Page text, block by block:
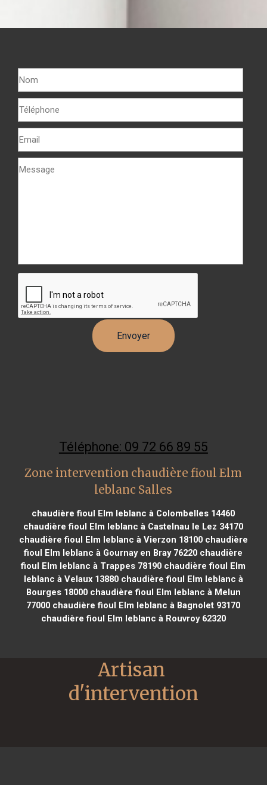
Téléphone: 09 72 66 89 55
Zone intervention chaudière fioul Elm
leblanc Salles
chaudière fioul Elm leblanc à Colombelles 14460
chaudière fioul Elm leblanc à Castelnau le Lez 34170
chaudière fioul Elm leblanc à Vierzon 18100chaudière
fioul Elm leblanc à Gournay en Bray 76220 chaudière
fioul Elm leblanc à Trappes 78190 chaudière fioul Elm
leblanc à Velaux 13880chaudière fioul Elm leblanc à
Bourges 18000chaudière fioul Elm leblanc à Melun
77000 chaudière fioul Elm leblanc à Bagnolet 93170
chaudière fioul Elm leblanc à Rouvroy 62320
Artisan
d'intervention